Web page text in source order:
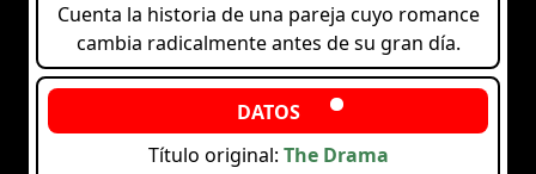
Cuenta la historia de una pareja cuyo romance
cambia radicalmente antes de su gran día.
Título original: The Drama